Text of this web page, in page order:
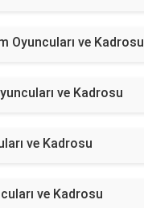
Oyuncuları ve Kadrosu
ve Kadrosu
ve Kadrosu
ve Kadrosu